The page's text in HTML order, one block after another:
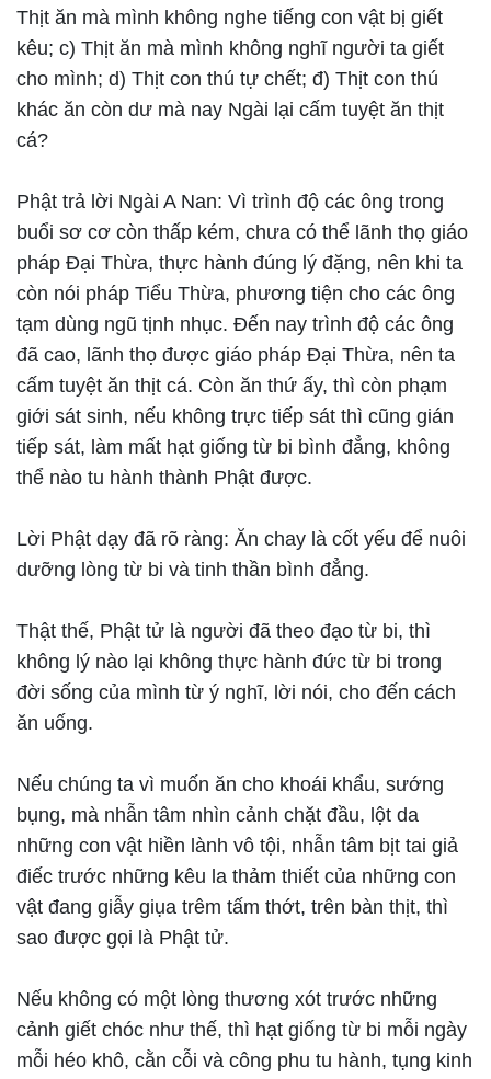
Thịt ăn mà mình không nghe tiếng con vật bị giết
kêu; c) Thịt ăn mà mình không nghĩ người ta giết
cho mình; d) Thịt con thú tự chết; đ) Thịt con thú
khác ăn còn dư mà nay Ngài lại cấm tuyệt ăn thịt
cá?
Phật trả lời Ngài A Nan: Vì trình độ các ông trong
buổi sơ cơ còn thấp kém, chưa có thể lãnh thọ giáo
pháp Đại Thừa, thực hành đúng lý đặng, nên khi ta
còn nói pháp Tiểu Thừa, phương tiện cho các ông
tạm dùng ngũ tịnh nhục. Đến nay trình độ các ông
đã cao, lãnh thọ được giáo pháp Đại Thừa, nên ta
cấm tuyệt ăn thịt cá. Còn ăn thứ ấy, thì còn phạm
giới sát sinh, nếu không trực tiếp sát thì cũng gián
tiếp sát, làm mất hạt giống từ bi bình đẳng, không
thể nào tu hành thành Phật được.
Lời Phật dạy đã rõ ràng: Ăn chay là cốt yếu để nuôi
dưỡng lòng từ bi và tinh thần bình đẳng.
Thật thế, Phật tử là người đã theo đạo từ bi, thì
không lý nào lại không thực hành đức từ bi trong
đời sống của mình từ ý nghĩ, lời nói, cho đến cách
ăn uống.
Nếu chúng ta vì muốn ăn cho khoái khẩu, sướng
bụng, mà nhẫn tâm nhìn cảnh chặt đầu, lột da
những con vật hiền lành vô tội, nhẫn tâm bịt tai giả
điếc trước những kêu la thảm thiết của những con
vật đang giẫy giụa trêm tấm thớt, trên bàn thịt, thì
sao được gọi là Phật tử.
Nếu không có một lòng thương xót trước những
cảnh giết chóc như thế, thì hạt giống từ bi mỗi ngày
mỗi héo khô, cằn cỗi và công phu tu hành, tụng kinh